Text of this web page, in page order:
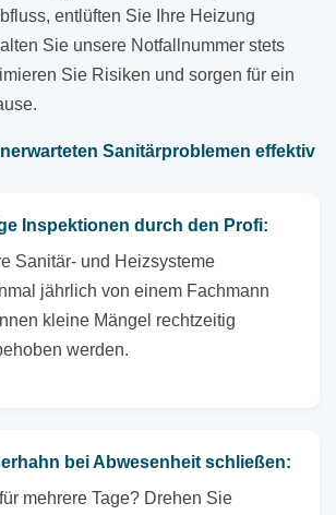
entlüften Sie Ihre Heizung
Sie unsere Notfallnummer stets
Sie Risiken und sorgen für ein
Sanitärproblemen effektiv
Inspektionen durch den Profi:
Sanitär- und Heizsysteme
jährlich von einem Fachmann
kleine Mängel rechtzeitig
werden.
bei Abwesenheit schließen:
mehrere Tage? Drehen Sie